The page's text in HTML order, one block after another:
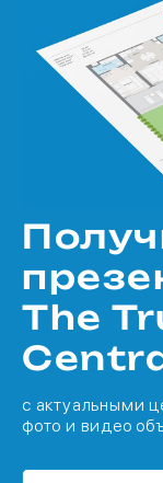
The
с актуальными
фото и видео